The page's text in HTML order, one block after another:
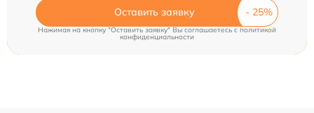
Оставить заявку
Нажимая на кнопку "Оставить заявку" Вы соглашаетесь c политикой
конфиденциальности